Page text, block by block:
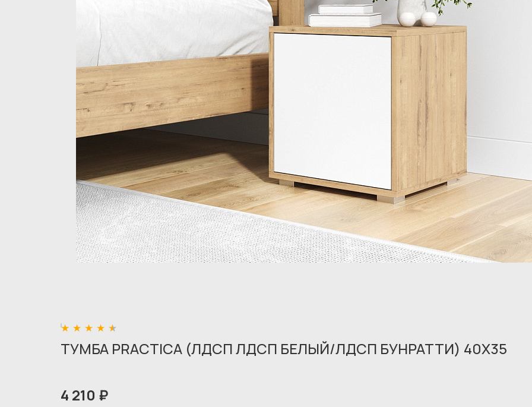
Свет
Стеллажи и полки
Товары для дома
Бренды
ТУМБА PRACTICA (ЛДСП ЛДСП БЕЛЫЙ/ЛДСП БУНРАТТИ) 40X35
4 210 ₽